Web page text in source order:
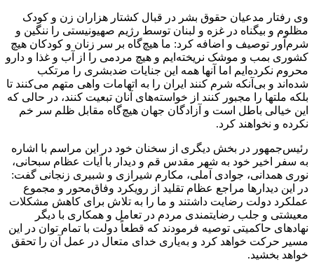
وی رفتار مدعیان حقوق بشر در قبال کشتار هزاران زن و کودک
مظلوم و بیگناه در غزه و لبنان توسط رژیم صهیونیستی را ننگین و
شرم‌آور توصیف و اضافه کرد: ما هیچ‌گاه بر سر زنان و کودکان هیچ
کشوری بمب و موشک نریخته‌ایم و هیچ مردمی را از آب و غذا و دارو
محروم نکرده‌ایم اما آنها همه این جنایات ضدبشری را مرتکب
شده‌اند و بی‌آنکه شرم کنند ایران را به اتهامات واهی متهم می‌کنند تا
بلکه ملتها را مجبور کنند از خواسته‌های آنان تبعیت کنند، در حالی که
این خیالی باطل است و آزادگان جهان هیچ‌گاه مقابل ظلم سر خم
نکرده و نخواهند کرد.
رئیس‌جمهور در بخش دیگری از سخنان خود در این مراسم با اشاره
به سفر اخیر خود به شهر مقدس قم و دیدار با آیات عظام سبحانی،
نوری همدانی، ‌جوادی آملی، مکارم شیرازی و شبیری زنجانی گفت‌:‌
در این دیدار‌ها مراجع عظام تقلید از رویکرد وفاق‌محور و مجموع
عملکرد دولت رضایت داشتند و ما را به تلاش برای کاهش مشکلات
معیشتی و جلب رضایتمندی مردم در تعامل و همکاری با دیگر
نهادهای حاکمیتی توصیه فرمودند که قطعاً دولت با تمام توان در این
مسیر حرکت خواهد کرد و به‌یاری خدای متعال در عمل آن را تحقق
خواهد بخشید.